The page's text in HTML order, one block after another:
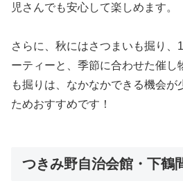
児さんでも安心して楽しめます。
さらに、秋にはさつまいも掘り、
ーティーと、季節に合わせた催し
も掘りは、なかなかできる機会が
ためおすすめです！
つきみ野自治会館・下鶴